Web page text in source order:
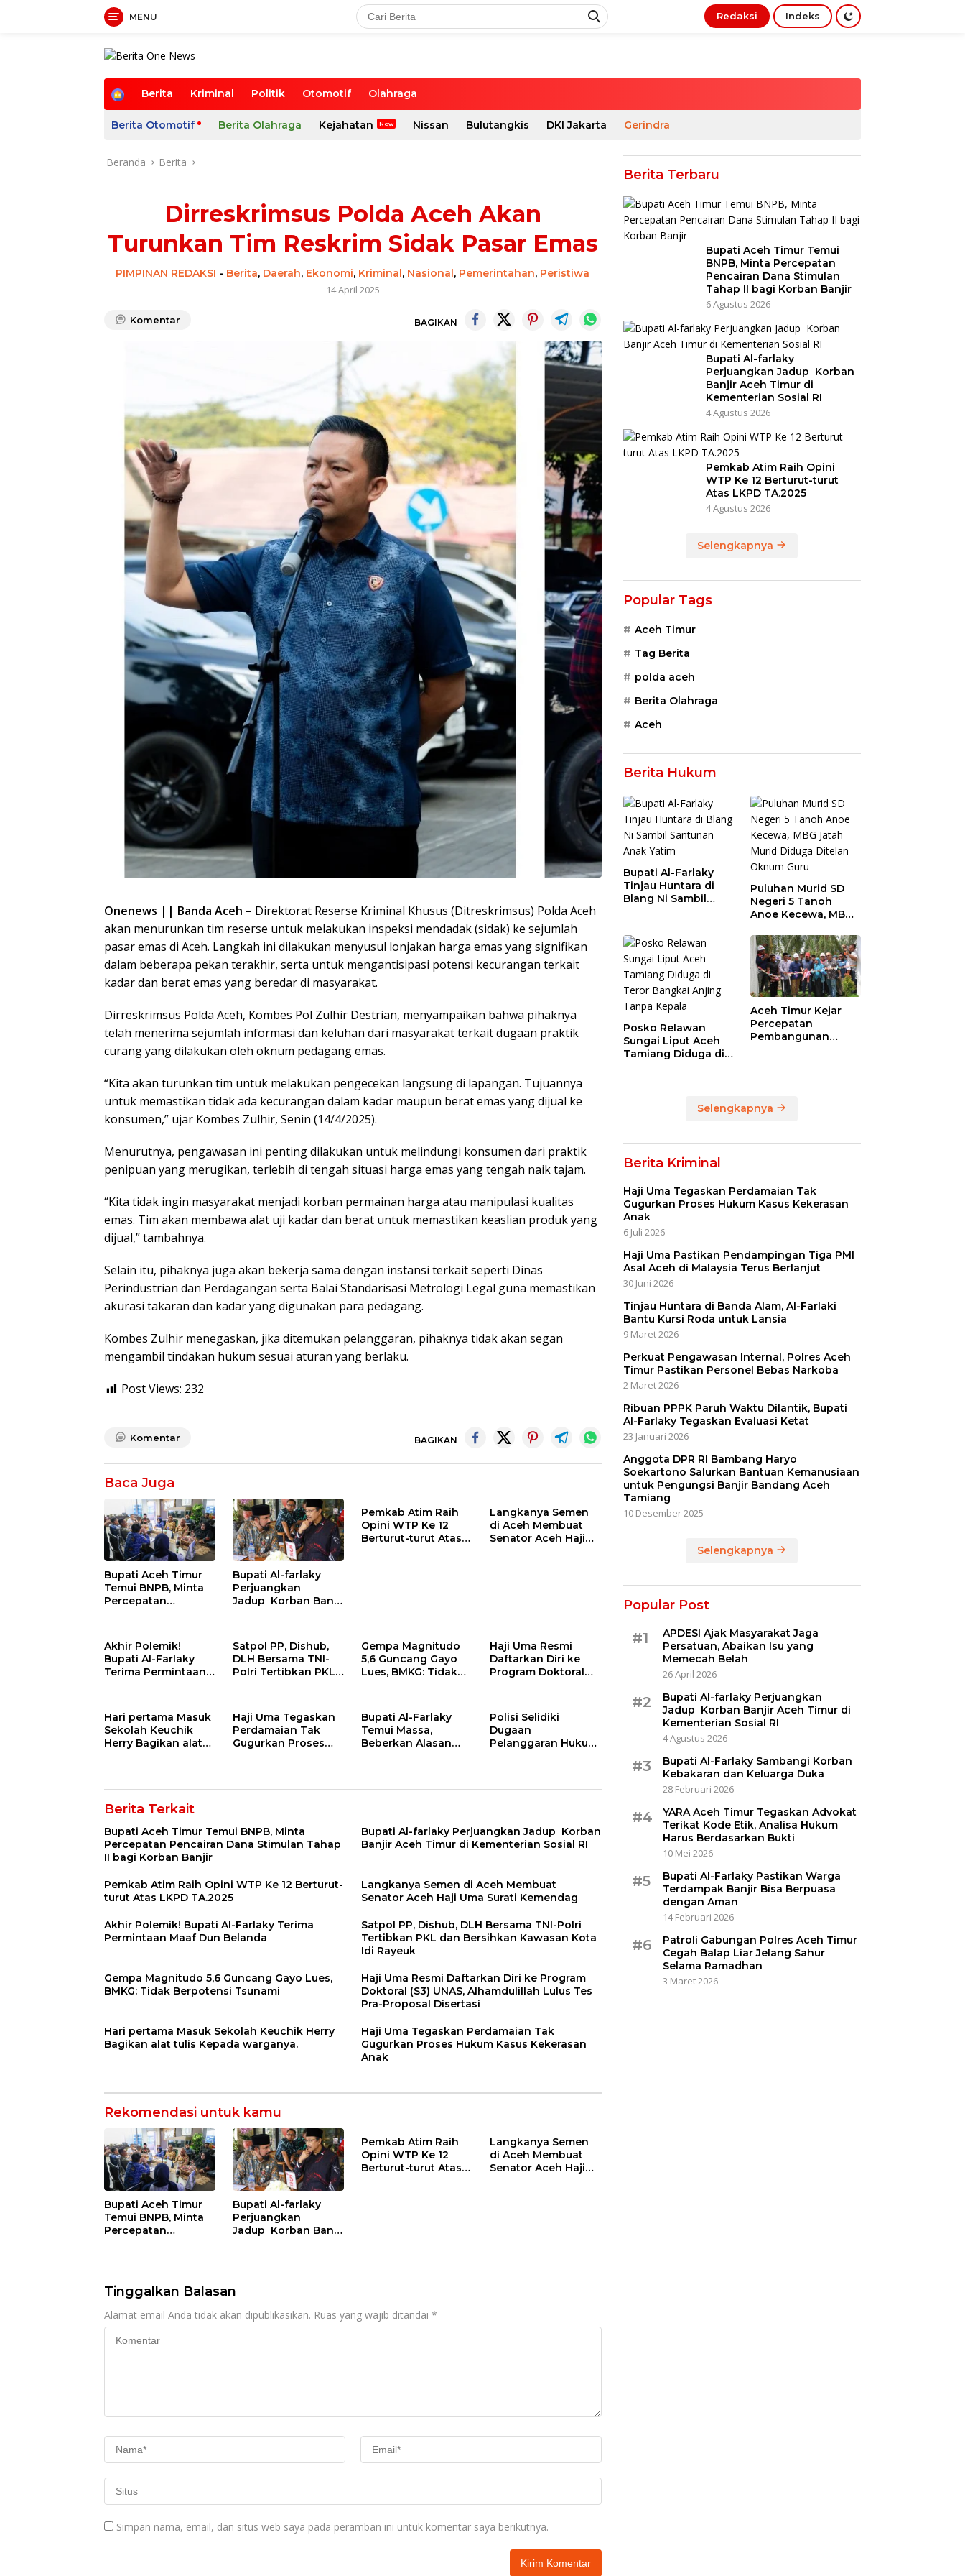
MENU Redaksi Indeks
B
a
d
a
Berita Kriminal Politik Otomotif Olahraga
Berita Otomotif Berita Olahraga Kejahatan Nissan Bulutangkis DKI Jakarta Gerindra
Beranda Berita
Dirreskrimsus Polda Aceh Akan
Turunkan Tim Reskrim Sidak Pasar Emas
PIMPINAN REDAKSI - Berita, Daerah, Ekonomi, Kriminal, Nasional, Pemerintahan, Peristiwa
14 April 2025
Komentar BAGIKAN
Onenews || Banda Aceh – Direktorat Reserse Kriminal Khusus (Ditreskrimsus) Polda Aceh
akan menurunkan tim reserse untuk melakukan inspeksi mendadak (sidak) ke sejumlah
pasar emas di Aceh. Langkah ini dilakukan menyusul lonjakan harga emas yang signifikan
dalam beberapa pekan terakhir, serta untuk mengantisipasi potensi kecurangan terkait
kadar dan berat emas yang beredar di masyarakat.
Dirreskrimsus Polda Aceh, Kombes Pol Zulhir Destrian, menyampaikan bahwa pihaknya
telah menerima sejumlah informasi dan keluhan dari masyarakat terkait dugaan praktik
curang yang dilakukan oleh oknum pedagang emas.
“Kita akan turunkan tim untuk melakukan pengecekan langsung di lapangan. Tujuannya
untuk memastikan tidak ada kecurangan dalam kadar maupun berat emas yang dijual ke
konsumen,” ujar Kombes Zulhir, Senin (14/4/2025).
Menurutnya, pengawasan ini penting dilakukan untuk melindungi konsumen dari praktik
penipuan yang merugikan, terlebih di tengah situasi harga emas yang tengah naik tajam.
“Kita tidak ingin masyarakat menjadi korban permainan harga atau manipulasi kualitas
emas. Tim akan membawa alat uji kadar dan berat untuk memastikan keaslian produk yang
dijual,” tambahnya.
Selain itu, pihaknya juga akan bekerja sama dengan instansi terkait seperti Dinas
Perindustrian dan Perdagangan serta Balai Standarisasi Metrologi Legal guna memastikan
akurasi takaran dan kadar yang digunakan para pedagang.
Kombes Zulhir menegaskan, jika ditemukan pelanggaran, pihaknya tidak akan segan
mengambil tindakan hukum sesuai aturan yang berlaku.
Post Views: 232
Komentar BAGIKAN
Baca Juga
Bupati Aceh Timur
Temui BNPB, Minta
Percepatan
bagi Korban Banjir
Bupati Al-farlaky
Perjuangkan
Jadup Korban Banjir
RI
Pemkab Atim Raih
Opini WTP Ke 12
Berturut-turut Atas
Langkanya Semen
di Aceh Membuat
Senator Aceh Haji
Akhir Polemik!
Bupati Al-Farlaky
Terima Permintaan
Satpol PP, Dishub,
DLH Bersama TNI-
Polri Tertibkan PKL
Rayeuk
Gempa Magnitudo
5,6 Guncang Gayo
Lues, BMKG: Tidak
Haji Uma Resmi
Daftarkan Diri ke
Program Doktoral
Tes Pra-Proposal
Disertasi
Hari pertama Masuk
Sekolah Keuchik
Herry Bagikan alat
Haji Uma Tegaskan
Perdamaian Tak
Gugurkan Proses
Bupati Al-Farlaky
Temui Massa,
Beberkan Alasan
Polisi Selidiki
Dugaan
Pelanggaran Hukum
Berita Terkait
Bupati Aceh Timur Temui BNPB, Minta
Percepatan Pencairan Dana Stimulan Tahap
II bagi Korban Banjir
Bupati Al-farlaky Perjuangkan Jadup Korban
Banjir Aceh Timur di Kementerian Sosial RI
Pemkab Atim Raih Opini WTP Ke 12 Berturut-
turut Atas LKPD TA.2025
Langkanya Semen di Aceh Membuat
Senator Aceh Haji Uma Surati Kemendag
Akhir Polemik! Bupati Al-Farlaky Terima
Permintaan Maaf Dun Belanda
Satpol PP, Dishub, DLH Bersama TNI-Polri
Tertibkan PKL dan Bersihkan Kawasan Kota
Idi Rayeuk
Gempa Magnitudo 5,6 Guncang Gayo Lues,
BMKG: Tidak Berpotensi Tsunami
Haji Uma Resmi Daftarkan Diri ke Program
Doktoral (S3) UNAS, Alhamdulillah Lulus Tes
Pra-Proposal Disertasi
Hari pertama Masuk Sekolah Keuchik Herry
Bagikan alat tulis Kepada warganya.
Haji Uma Tegaskan Perdamaian Tak
Gugurkan Proses Hukum Kasus Kekerasan
Anak
Rekomendasi untuk kamu
Bupati Aceh Timur
Temui BNPB, Minta
Percepatan
Bupati Al-farlaky
Perjuangkan
Jadup Korban Banjir
Pemkab Atim Raih
Opini WTP Ke 12
Berturut-turut Atas
Langkanya Semen
di Aceh Membuat
Senator Aceh Haji
Tinggalkan Balasan
Alamat email Anda tidak akan dipublikasikan. Ruas yang wajib ditandai *
Simpan nama, email, dan situs web saya pada peramban ini untuk komentar saya berikutnya.
Berita Terbaru
Bupati Aceh Timur Temui
BNPB, Minta Percepatan
Pencairan Dana Stimulan
Tahap II bagi Korban Banjir
6 Agustus 2026
Bupati Al-farlaky
Perjuangkan Jadup Korban
Banjir Aceh Timur di
Kementerian Sosial RI
4 Agustus 2026
Pemkab Atim Raih Opini
WTP Ke 12 Berturut-turut
Atas LKPD TA.2025
4 Agustus 2026
Selengkapnya
Popular Tags
Aceh Timur
Tag Berita
polda aceh
Berita Olahraga
Aceh
Berita Hukum
Bupati Al-Farlaky
Tinjau Huntara di
Blang Ni Sambil
Puluhan Murid SD
Negeri 5 Tanoh
Anoe Kecewa, MBG
Ditelan Oknum Guru
Posko Relawan
Sungai Liput Aceh
Tamiang Diduga di
Aceh Timur Kejar
Percepatan
Pembangunan
Selengkapnya
Berita Kriminal
Haji Uma Tegaskan Perdamaian Tak
Gugurkan Proses Hukum Kasus Kekerasan
Anak
6 Juli 2026
Haji Uma Pastikan Pendampingan Tiga PMI
Asal Aceh di Malaysia Terus Berlanjut
30 Juni 2026
Tinjau Huntara di Banda Alam, Al-Farlaki
Bantu Kursi Roda untuk Lansia
9 Maret 2026
Perkuat Pengawasan Internal, Polres Aceh
Timur Pastikan Personel Bebas Narkoba
2 Maret 2026
Ribuan PPPK Paruh Waktu Dilantik, Bupati
Al-Farlaky Tegaskan Evaluasi Ketat
23 Januari 2026
Anggota DPR RI Bambang Haryo
Soekartono Salurkan Bantuan Kemanusiaan
untuk Pengungsi Banjir Bandang Aceh
Tamiang
10 Desember 2025
Selengkapnya
Popular Post
#1
APDESI Ajak Masyarakat Jaga
Persatuan, Abaikan Isu yang
Memecah Belah
26 April 2026
#2
Bupati Al-farlaky Perjuangkan
Jadup Korban Banjir Aceh Timur di
Kementerian Sosial RI
4 Agustus 2026
#3
Bupati Al-Farlaky Sambangi Korban
Kebakaran dan Keluarga Duka
28 Februari 2026
#4
YARA Aceh Timur Tegaskan Advokat
Terikat Kode Etik, Analisa Hukum
Harus Berdasarkan Bukti
10 Mei 2026
#5
Bupati Al-Farlaky Pastikan Warga
Terdampak Banjir Bisa Berpuasa
dengan Aman
14 Februari 2026
#6
Patroli Gabungan Polres Aceh Timur
Cegah Balap Liar Jelang Sahur
Selama Ramadhan
3 Maret 2026